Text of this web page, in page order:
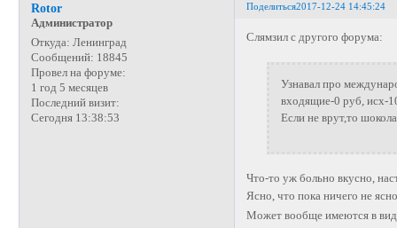
Поделиться2017-12-24 14:45:24
Rotor
Администратор
Откуда: Ленинград
Сообщений: 18845
Провел на форуме:
1 год 5 месяцев
Последний визит:
Сегодня 13:38:53
Слямзил с другого форума:
Узнавал про
входящие-0 руб, исх-
Если не врут,то
Что-то уж больно вкусно,
Ясно, что пока ничего не
Может вообще имеются в